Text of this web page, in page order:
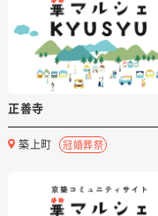
正善寺
築上町 冠婚葬祭